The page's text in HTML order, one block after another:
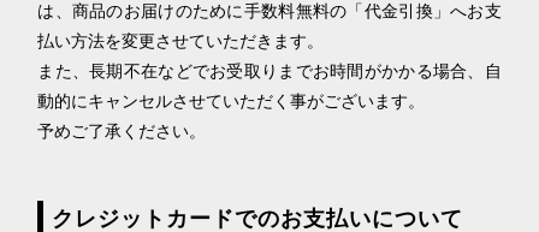
は、商品のお届けのために手数料無料の「代金引換」へお支
払い方法を変更させていただきます。
また、長期不在などでお受取りまでお時間がかかる場合、自
動的にキャンセルさせていただく事がございます。
予めご了承ください。
クレジットカードでのお支払いについて